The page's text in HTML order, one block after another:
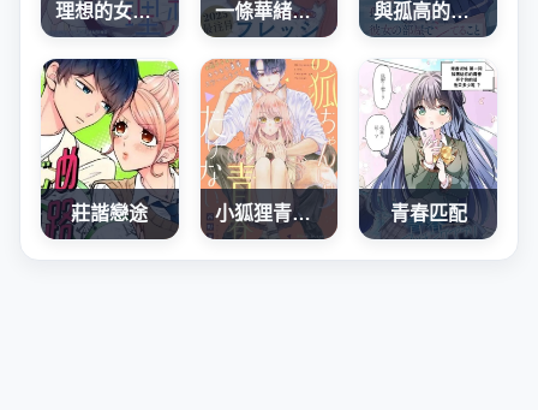
理想的女朋友 一條華緒戀心未醒 與孤高的她，在房間裡做的那些事
莊諧戀途 小狐狸青春不足 青春匹配